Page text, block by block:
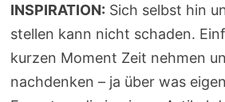
INSPIRATION: Sich selbst hin
stellen kann nicht schaden.
kurzen Moment Zeit nehmen
nachdenken – ja über was